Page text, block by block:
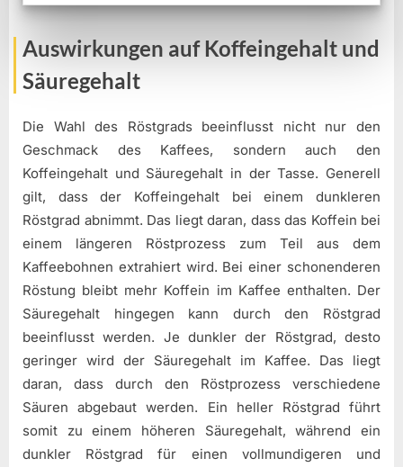
Auswirkungen auf Koffeingehalt und
Säuregehalt
Die Wahl des Röstgrads beeinflusst nicht nur den
Geschmack des Kaffees, sondern auch den
Koffeingehalt und Säuregehalt in der Tasse. Generell
gilt, dass der Koffeingehalt bei einem dunkleren
Röstgrad abnimmt. Das liegt daran, dass das Koffein bei
einem längeren Röstprozess zum Teil aus dem
Kaffeebohnen extrahiert wird. Bei einer schonenderen
Röstung bleibt mehr Koffein im Kaffee enthalten. Der
Säuregehalt hingegen kann durch den Röstgrad
beeinflusst werden. Je dunkler der Röstgrad, desto
geringer wird der Säuregehalt im Kaffee. Das liegt
daran, dass durch den Röstprozess verschiedene
Säuren abgebaut werden. Ein heller Röstgrad führt
somit zu einem höheren Säuregehalt, während ein
dunkler Röstgrad für einen vollmundigeren und